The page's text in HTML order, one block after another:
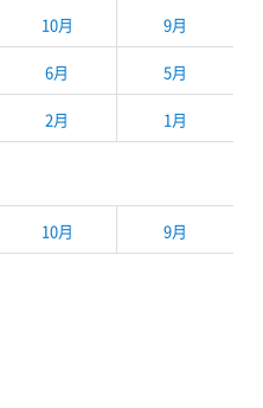
10月 9月
6月 5月
2月 1月
10月 9月